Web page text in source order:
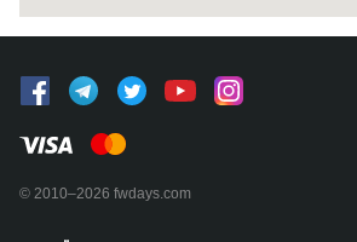
© 2010–2026 fwdays.com